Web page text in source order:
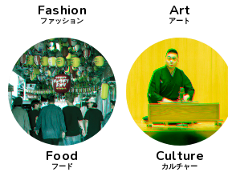
Fashion
ファッション
Art
アート
Food
フード
Culture
カルチャー